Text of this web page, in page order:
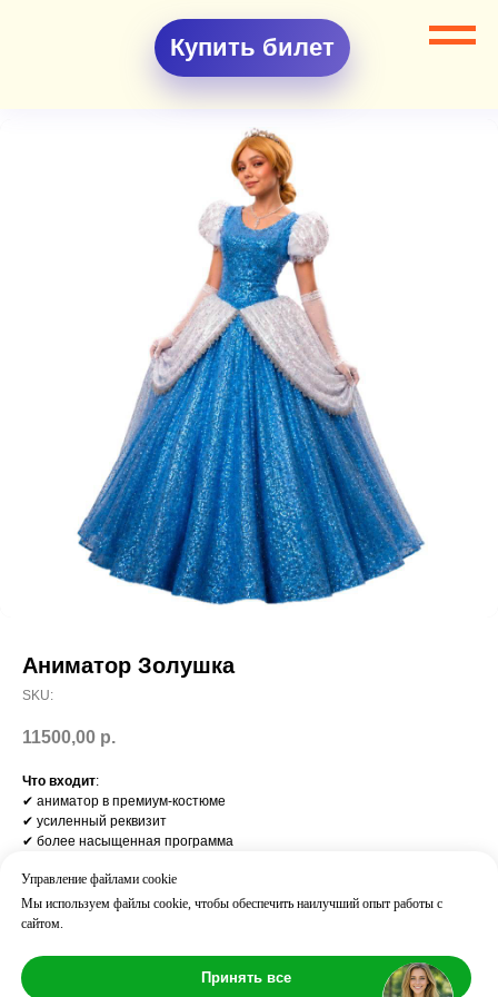
Купить билет
Аниматор Золушка
SKU:
11500,00 р.
Что входит:
✔ аниматор в премиум-костюме
✔ усиленный реквизит
✔ более насыщенная программа
Результат:
более яркие эмоции и визуальный эффект праздника
Часто добавляют:
Возраст: 3+
Длительность: ⏱ 60 мин
Управление файлами cookie
Мы используем файлы cookie, чтобы обеспечить наилучший опыт работы с
сайтом.
Принять все